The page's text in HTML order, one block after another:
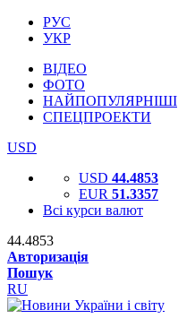
РУС
УКР
ВІДЕО
ФОТО
НАЙПОПУЛЯРНІШІ
СПЕЦПРОЕКТИ
USD
USD 44.4853
EUR 51.3357
Всі курси валют
44.4853
Авторизація
Пошук
RU